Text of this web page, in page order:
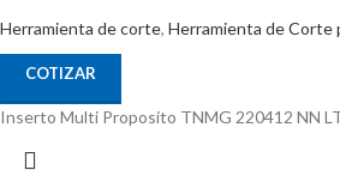
Herramienta de corte, Herramienta de Corte
COTIZAR
Inserto Multi Proposito TNMG 220412 NN